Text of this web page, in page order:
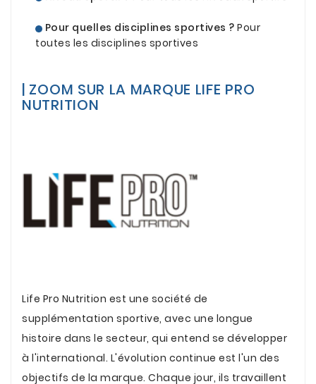
Pour quelles disciplines sportives ? Pour
toutes les disciplines sportives
| ZOOM SUR LA MARQUE LIFE PRO
NUTRITION
Life Pro Nutrition est une société de
supplémentation sportive, avec une longue
histoire dans le secteur, qui entend se développer
à l'international. L'évolution continue est l'un des
objectifs de la marque. Chaque jour, ils travaillent